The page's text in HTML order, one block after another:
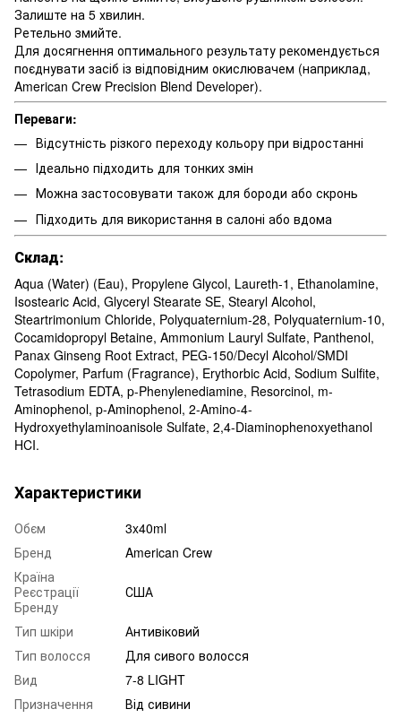
Залиште на 5 хвилин.
Ретельно змийте.
Для досягнення оптимального результату рекомендується
поєднувати засіб із відповідним окислювачем (наприклад,
American Crew Precision Blend Developer).
Переваги:
Відсутність різкого переходу кольору при відростанні
Ідеально підходить для тонких змін
Можна застосовувати також для бороди або скронь
Підходить для використання в салоні або вдома
Склад:
Aqua (Water) (Eau), Propylene Glycol, Laureth-1, Ethanolamine,
Isostearic Acid, Glyceryl Stearate SE, Stearyl Alcohol,
Steartrimonium Chloride, Polyquaternium-28, Polyquaternium-10,
Cocamidopropyl Betaine, Ammonium Lauryl Sulfate, Panthenol,
Panax Ginseng Root Extract, PEG-150/Decyl Alcohol/SMDI
Copolymer, Parfum (Fragrance), Erythorbic Acid, Sodium Sulfite,
Tetrasodium EDTA, p-Phenylenediamine, Resorcinol, m-
Aminophenol, p-Aminophenol, 2-Amino-4-
Hydroxyethylaminoanisole Sulfate, 2,4-Diaminophenoxyethanol
HCI.
Характеристики
Обєм
3x40ml
Бренд
American Crew
Країна
Реєстрації
Бренду
США
Тип шкіри
Антивіковий
Тип волосся
Для сивого волосся
Вид
7-8 LIGHT
Призначення
Від сивини